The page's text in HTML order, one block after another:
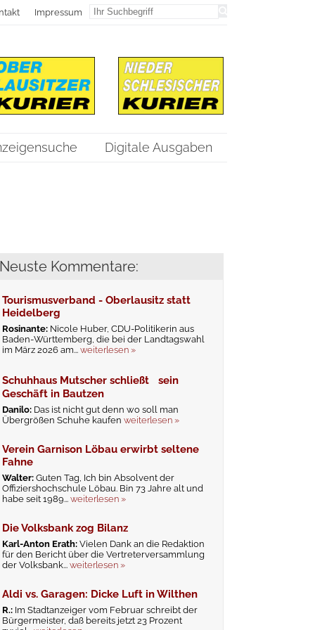
Impressum
Digitale Ausgaben
Neuste Kommentare:
Tourismusverband - Oberlausitz statt
Heidelberg
Rosinante: Nicole Huber, CDU-Politikerin aus
Baden-Württemberg, die bei der Landtagswahl
im März 2026 am...weiterlesen »
Schuhhaus Mutscher schließt sein
Geschäft in Bautzen
Danilo: Das ist nicht gut denn wo soll man
Übergrößen Schuhe kaufenweiterlesen »
Verein Garnison Löbau erwirbt seltene
Fahne
Walter:Guten Tag, Ich bin Absolvent der
Offiziershochschule Löbau. Bin 73 Jahre alt und
habe seit 1989...weiterlesen »
Die Volksbank zog Bilanz
Karl-Anton Erath:Vielen Dank an die Redaktion
für den Bericht über die Vertreterversammlung
der Volksbank...weiterlesen »
Aldi vs. Garagen: Dicke Luft in Wilthen
R.: Im Stadtanzeiger vom Februar schreibt der
Bürgermeister, daß bereits jetzt 23 Prozent